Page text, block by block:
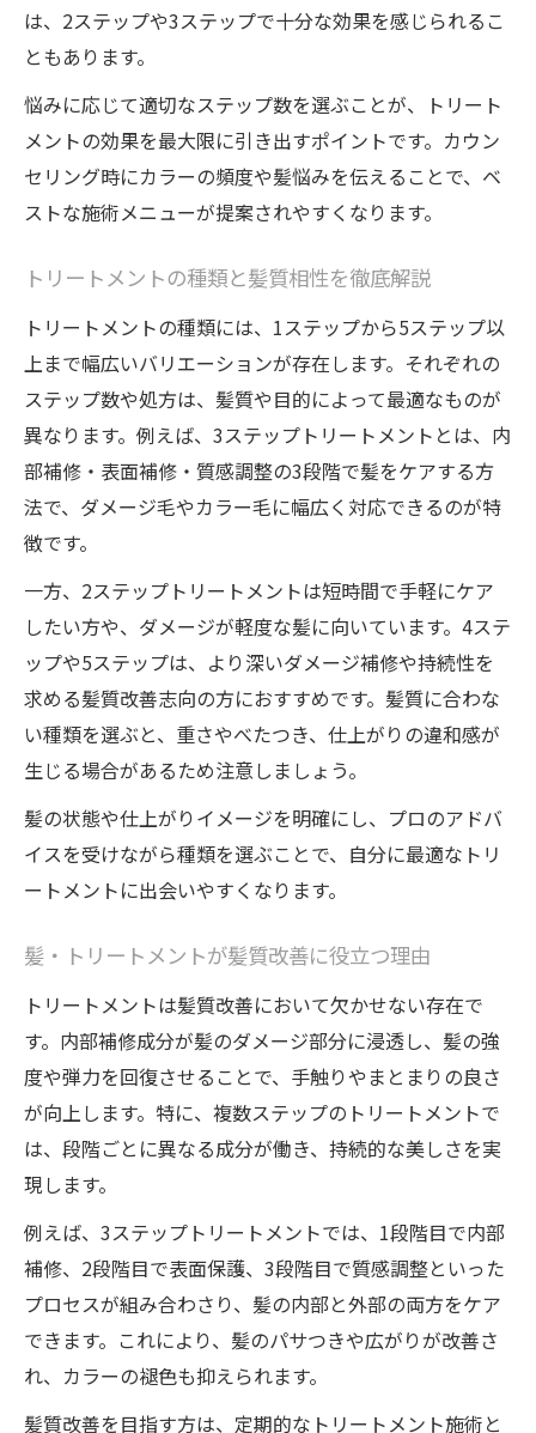
は、2ステップや3ステップで十分な効果を感じられるこ
ともあります。
悩みに応じて適切なステップ数を選ぶことが、トリート
メントの効果を最大限に引き出すポイントです。カウン
セリング時にカラーの頻度や髪悩みを伝えることで、ベ
ストな施術メニューが提案されやすくなります。
トリートメントの種類と髪質相性を徹底解説
トリートメントの種類には、1ステップから5ステップ以
上まで幅広いバリエーションが存在します。それぞれの
ステップ数や処方は、髪質や目的によって最適なものが
異なります。例えば、3ステップトリートメントとは、内
部補修・表面補修・質感調整の3段階で髪をケアする方
法で、ダメージ毛やカラー毛に幅広く対応できるのが特
徴です。
一方、2ステップトリートメントは短時間で手軽にケア
したい方や、ダメージが軽度な髪に向いています。4ステ
ップや5ステップは、より深いダメージ補修や持続性を
求める髪質改善志向の方におすすめです。髪質に合わな
い種類を選ぶと、重さやべたつき、仕上がりの違和感が
生じる場合があるため注意しましょう。
髪の状態や仕上がりイメージを明確にし、プロのアドバ
イスを受けながら種類を選ぶことで、自分に最適なトリ
ートメントに出会いやすくなります。
髪・トリートメントが髪質改善に役立つ理由
トリートメントは髪質改善において欠かせない存在で
す。内部補修成分が髪のダメージ部分に浸透し、髪の強
度や弾力を回復させることで、手触りやまとまりの良さ
が向上します。特に、複数ステップのトリートメントで
は、段階ごとに異なる成分が働き、持続的な美しさを実
現します。
例えば、3ステップトリートメントでは、1段階目で内部
補修、2段階目で表面保護、3段階目で質感調整といった
プロセスが組み合わさり、髪の内部と外部の両方をケア
できます。これにより、髪のパサつきや広がりが改善さ
れ、カラーの褪色も抑えられます。
髪質改善を目指す方は、定期的なトリートメント施術と